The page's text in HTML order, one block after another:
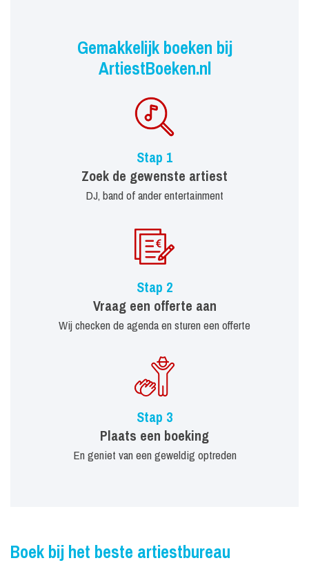
Gemakkelijk boeken bij
ArtiestBoeken.nl
Stap 1
Zoek de gewenste artiest
DJ, band of ander entertainment
Stap 2
Vraag een offerte aan
Wij checken de agenda en sturen een offerte
Stap 3
Plaats een boeking
En geniet van een geweldig optreden
Boek bij het beste artiestbureau